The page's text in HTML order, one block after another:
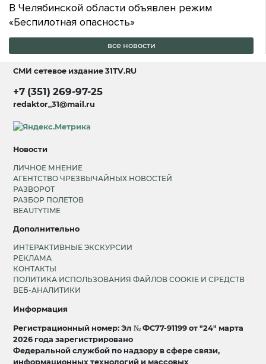
В Челябинской области объявлен режим
«Беспилотная опасность»
все новости
СМИ сетевое издание31TV.RU
+7 (351) 269-97-25
redaktor_31@mail.ru
Новости
ЛИЧНОЕ МНЕНИЕ
АГЕНТСТВО ЧРЕЗВЫЧАЙНЫХ НОВОСТЕЙ
РАЗВОРОТ
РАЗБОР ПОЛЕТОВ
BEAUTYTIME
Дополнительно
ИНТЕРАКТИВНЫЕ ЭКСКУРСИИ
РЕКЛАМА
КОНТАКТЫ
ПОЛИТИКА ИСПОЛЬЗОВАНИЯ ФАЙЛОВ COOKIE И СРЕДСТВ
ВЕБ-АНАЛИТИКИ
Информация
Регистрационный номер: Эл № ФС77-91199 от "24" марта
2026 года зарегистрировано
Федеральной службой по надзору в сфере связи,
информационных технологий и массовых